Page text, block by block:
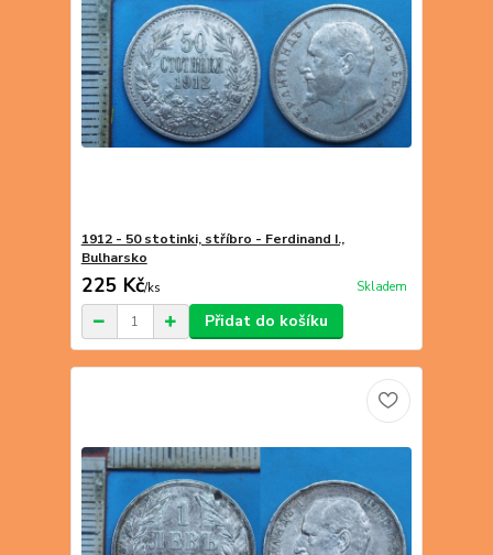
1912 - 50 stotinki, stříbro - Ferdinand I.,
Bulharsko
225 Kč/ks Skladem
Přidat do košíku